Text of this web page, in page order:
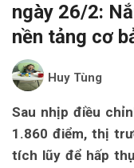
ngày 26/2:
nền tảng cơ
Huy Tùng
Sau nhịp điều
1.860 điểm, thị
tích lũy để hấp